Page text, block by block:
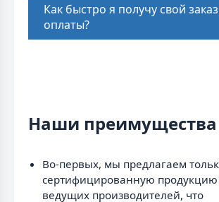
Как быстро я получу свой
оплаты?
Наши преимущества
Во-первых, мы предлагаем
сертифицированную продукцию
ведущих производителей, что